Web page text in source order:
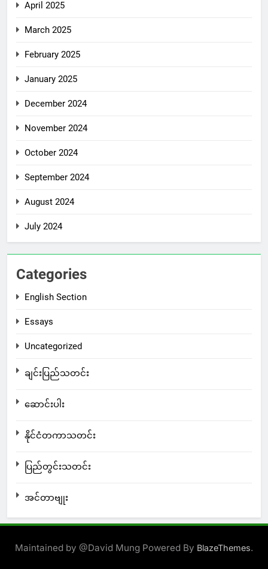
April 2025
March 2025
February 2025
January 2025
December 2024
November 2024
October 2024
September 2024
August 2024
July 2024
Categories
English Section
Essays
Uncategorized
ချင်းပြည်သတင်း
ဆောင်းပါး
နိုင်ငံတကာသတင်း
ပြည်တွင်းသတင်း
အင်တာဗျုး
Maintained by @David Mung Powered By BlazeThemes.